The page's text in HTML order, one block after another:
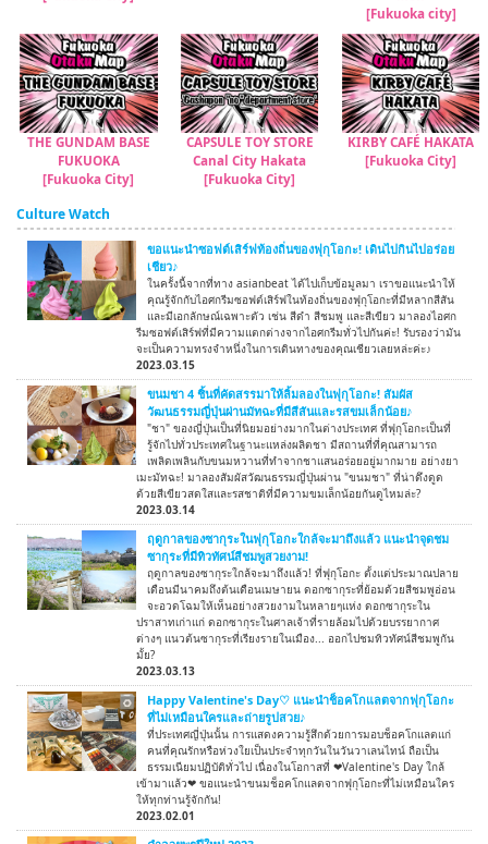
[Fukuoka city]
THE GUNDAM BASE
FUKUOKA
[Fukuoka City]
CAPSULE TOY STORE
Canal City Hakata
[Fukuoka City]
KIRBY CAFÉ HAKATA
[Fukuoka City]
Culture Watch
ขอแนะนำซอฟต์เสิร์ฟท้องถิ่นของฟุกุโอกะ! เดินไปกินไปอร่อย
เชียว♪
ในครั้งนี้จากที่ทาง asianbeat ได้ไปเก็บข้อมูลมา เราขอแนะนำให้
คุณรู้จักกับไอศกรีมซอฟต์เสิร์ฟในท้องถิ่นของฟุกุโอกะที่มีหลากสีสัน
และมีเอกลักษณ์เฉพาะตัว เช่น สีดำ สีชมพู และสีเขียว มาลองไอศก
รีมซอฟต์เสิร์ฟที่มีความแตกต่างจากไอศกรีมทั่วไปกันค่ะ! รับรองว่ามัน
จะเป็นความทรงจำหนึ่งในการเดินทางของคุณเชียวเลยหล่ะค่ะ♪
2023.03.15
ขนมชา 4 ชิ้นที่คัดสรรมาให้ลิ้มลองในฟุกุโอกะ! สัมผัส
วัฒนธรรมญี่ปุ่นผ่านมัทฉะที่มีสีสันและรสขมเล็กน้อย♪
"ชา" ของญี่ปุ่นเป็นที่นิยมอย่างมากในต่างประเทศ ที่ฟุกุโอกะเป็นที่
รู้จักไปทั่วประเทศในฐานะแหล่งผลิตชา มีสถานที่ที่คุณสามารถ
เพลิดเพลินกับขนมหวานที่ทำจากชาแสนอร่อยอยู่มากมาย อย่างยา
เมะมัทฉะ! มาลองสัมผัสวัฒนธรรมญี่ปุ่นผ่าน "ขนมชา" ที่น่าดึงดูด
ด้วยสีเขียวสดใสและรสชาติที่มีความขมเล็กน้อยกันดูไหมล่ะ?
2023.03.14
ฤดูกาลของซากุระในฟุกุโอกะใกล้จะมาถึงแล้ว แนะนำจุดชม
ซากุระที่มีทิวทัศน์สีชมพูสวยงาม!
ฤดูกาลของซากุระใกล้จะมาถึงแล้ว! ที่ฟุกุโอกะ ตั้งแต่ประมาณปลาย
เดือนมีนาคมถึงต้นเดือนเมษายน ดอกซากุระที่ย้อมด้วยสีชมพูอ่อน
จะอวดโฉมให้เห็นอย่างสวยงามในหลายๆแห่ง ดอกซากุระใน
ปราสาทเก่าแก่ ดอกซากุระในศาลเจ้าที่รายล้อมไปด้วยบรรยากาศ
ต่างๆ แนวต้นซากุระที่เรียงรายในเมือง... ออกไปชมทิวทัศน์สีชมพูกัน
มั้ย?
2023.03.13
Happy Valentine's Day♡ แนะนำช็อคโกแลตจากฟุกุโอกะ
ที่ไม่เหมือนใครและถ่ายรูปสวย♪
ที่ประเทศญี่ปุ่นนั้น การแสดงความรู้สึกด้วยการมอบช็อคโกแลตแก่
คนที่คุณรักหรือห่วงใยเป็นประจำทุกวันในวันวาเลนไทน์ ถือเป็น
ธรรมเนียมปฏิบัติทั่วไป เนื่องในโอกาสที่ ❤Valentine's Day ใกล้
เข้ามาแล้ว❤ ขอแนะนำขนมช็อคโกแลตจากฟุกุโอกะที่ไม่เหมือนใคร
ให้ทุกท่านรู้จักกัน!
2023.02.01